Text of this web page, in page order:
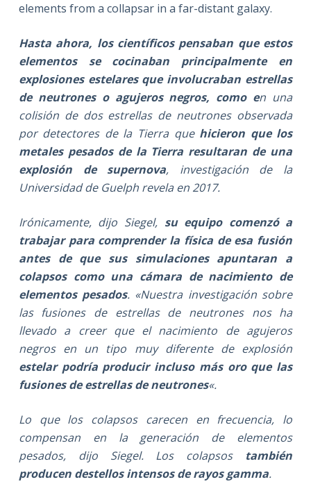
elements from a collapsar in a far-distant galaxy.
Hasta ahora, los científicos pensaban que estos
elementos se cocinaban principalmente en
explosiones estelares que involucraban estrellas
de neutrones o agujeros negros, como en una
colisión de dos estrellas de neutrones observada
por detectores de la Tierra que hicieron que los
metales pesados de la Tierra resultaran de una
explosión de supernova, investigación de la
Universidad de Guelph revela en 2017.
Irónicamente, dijo Siegel, su equipo comenzó a
trabajar para comprender la física de esa fusión
antes de que sus simulaciones apuntaran a
colapsos como una cámara de nacimiento de
elementos pesados. «Nuestra investigación sobre
las fusiones de estrellas de neutrones nos ha
llevado a creer que el nacimiento de agujeros
negros en un tipo muy diferente de explosión
estelar podría producir incluso más oro que las
fusiones de estrellas de neutrones«.
Lo que los colapsos carecen en frecuencia, lo
compensan en la generación de elementos
pesados, dijo Siegel. Los colapsos también
producen destellos intensos de rayos gamma.